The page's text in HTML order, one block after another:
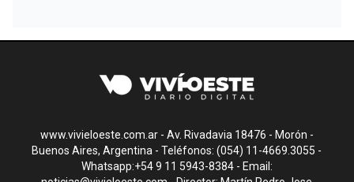
www.vivieloeste.com.ar - Av. Rivadavia 18476 - Morón -
Buenos Aires, Argentina - Teléfonos: (054) 11-4669.3055 -
Whatsapp:+54 9 11 5943-8384 - Email: